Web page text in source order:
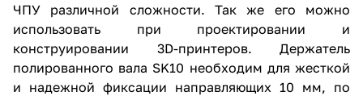
ЧПУ различной сложности. Так же его можно
использовать при проектировании и
конструировании 3D-принтеров. Держатель
полированного вала SK10 необходим для жесткой
и надежной фиксации направляющих 10 мм, по